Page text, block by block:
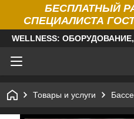
БЕСПЛАТНЫЙ
СПЕЦИАЛИСТА
WELLNESS:
Товары и услуги